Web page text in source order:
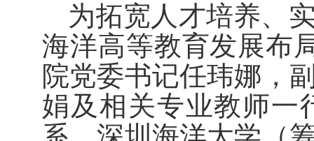
为拓宽人才培养、
海洋高等教育发展布
院党委书记任玮娜，
娟及相关专业教师一